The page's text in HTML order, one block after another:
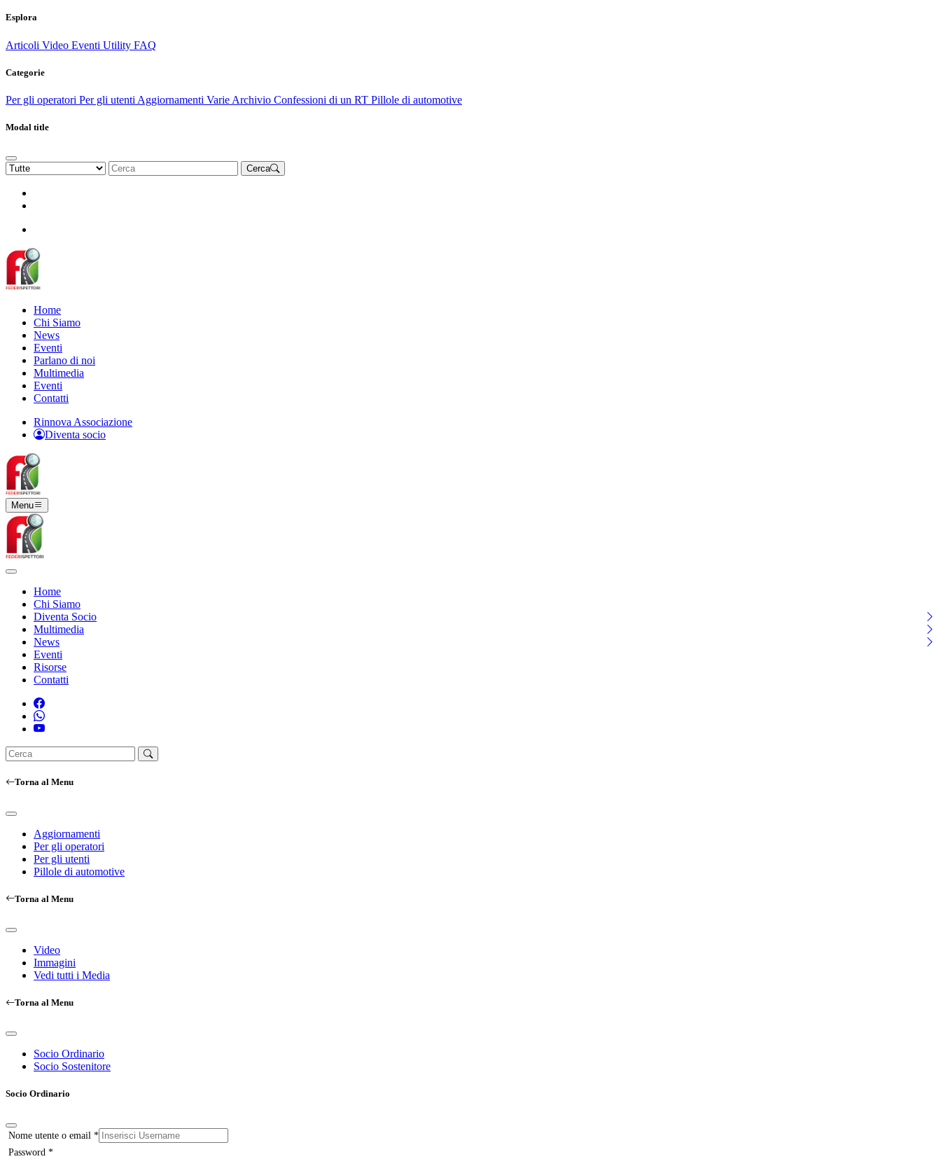
Esplora
Articoli Video Eventi Utility FAQ
Categorie
Per gli operatori Per gli utenti Aggiornamenti Varie Archivio Confessioni di un RT Pillole di automotive
Modal title
Cerca
Home
Chi Siamo
News
Eventi
Parlano di noi
Multimedia
Eventi
Contatti
Rinnova Associazione
Diventa socio
Menu
Home
Chi Siamo
Diventa Socio
Multimedia
News
Eventi
Risorse
Contatti
Torna al Menu
Aggiornamenti
Per gli operatori
Per gli utenti
Pillole di automotive
Torna al Menu
Video
Immagini
Vedi tutti i Media
Torna al Menu
Socio Ordinario
Socio Sostenitore
Socio Ordinario
Nome utente o email *
Password *